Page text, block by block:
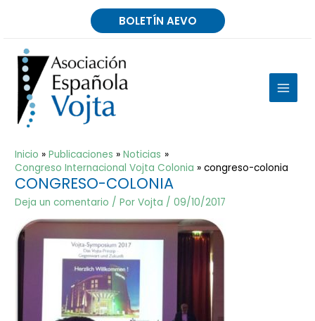
BOLETÍN AEVO
MAIN
Inicio Publicaciones
Noticias
Congreso Internacional Vojta Colonia
congreso-colonia
CONGRESO-COLONIA
Deja un comentario / PorVojta /09/10/2017